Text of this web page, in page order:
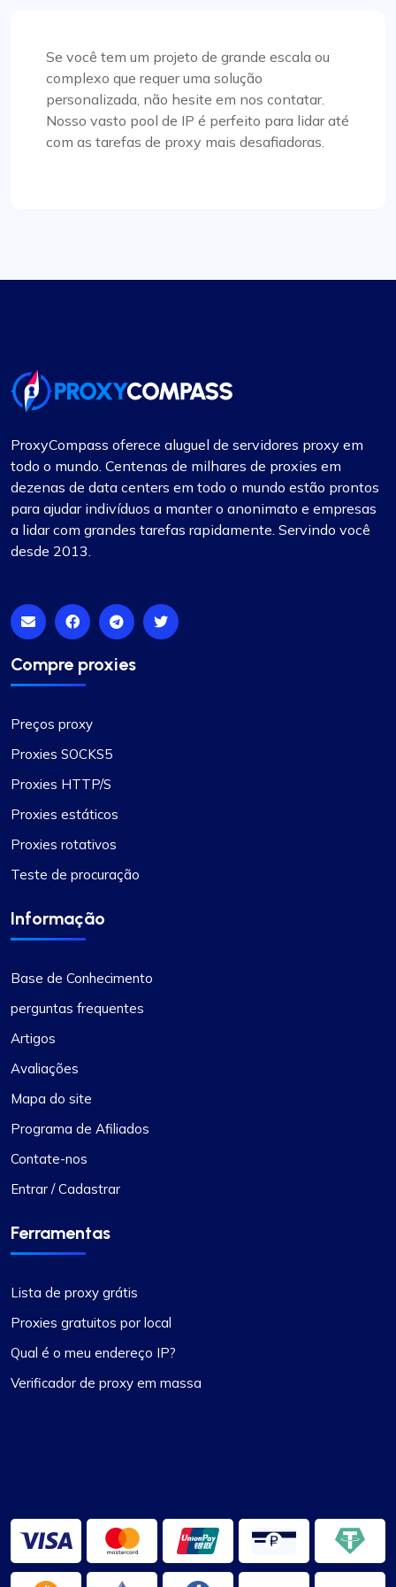
Noah Brown
com proxycompass: um para proxies estáticos e
Rosie Mitchell
Proxies rotativos bons e baratos
Principalmente os rotativos. Seu atendimento ao
cliente é de primeira linha, sempre pronto para
Impressão positiva
ProxyCompass é incomparável. Posso alternar
facilmente entre proxies estáticos e rotativos
tornando-o uma ferramenta inestimável para
Grace Babcock
Recentemente mudei para Proxy Compass
Recentemente mudei de outro serviço para o
impressionado. A transição foi tranquila e o
atendimento ao cliente, especialmente Maria, foi
extremamente útil durante todo o processo.
Altamente recomendado por suas conexões
confiáveis.
Se você tem um projeto de grande escala ou
complexo que requer uma solução
personalizada, não hesite em nos contatar.
Nosso vasto pool de IP é perfeito para lidar até
com as tarefas de proxy mais desafiadoras.
ProxyCompass oferece aluguel de servidores proxy em
todo o mundo. Centenas de milhares de proxies em
dezenas de data centers em todo o mundo estão prontos
para ajudar indivíduos a manter o anonimato e empresas
a lidar com grandes tarefas rapidamente. Servindo você
desde 2013.
Compre proxies
Preços proxy
Proxies SOCKS5
Proxies HTTP/S
Proxies estáticos
Proxies rotativos
Teste de procuração
Informação
Base de Conhecimento
perguntas frequentes
Artigos
Avaliações
Mapa do site
Programa de Afiliados
Contate-nos
Entrar / Cadastrar
Ferramentas
Lista de proxy grátis
Proxies gratuitos por local
Qual é o meu endereço IP?
Verificador de proxy em massa